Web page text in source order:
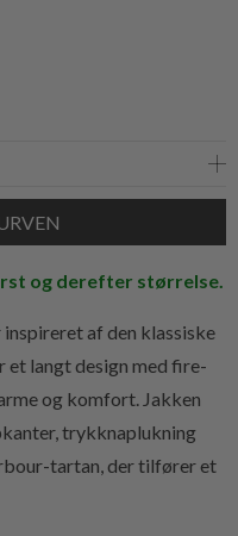
og derefter størrelse.
af den klassiske
et langt design med fire-
og komfort. Jakken
trykknaplukning
tartan, der tilfører et